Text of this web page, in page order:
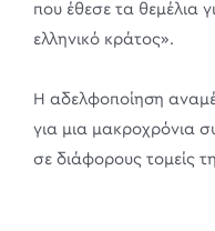
που έθεσε τα θεμέλια
ελληνικό κράτος».
Η αδελφοποίηση
για μια μακροχρόνια
σε διάφορους τομείς